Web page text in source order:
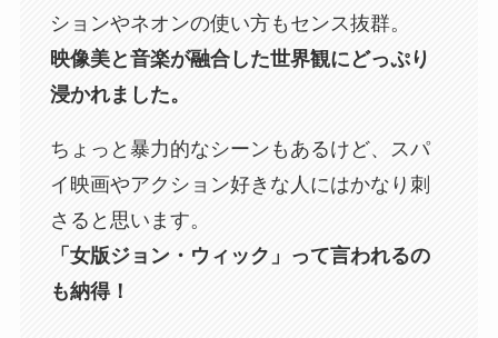
ションやネオンの使い方もセンス抜群。
映像美と音楽が融合した世界観にどっぷり
浸かれました。
ちょっと暴力的なシーンもあるけど、スパ
イ映画やアクション好きな人にはかなり刺
さると思います。
「女版ジョン・ウィック」って言われるの
も納得！